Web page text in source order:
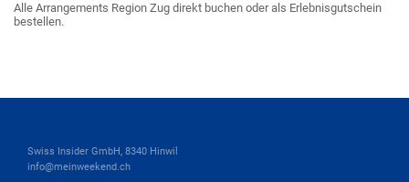
Alle Arrangements Region Zug direkt buchen oder als Erlebnisgutschein
bestellen.
Swiss Insider GmbH, 8340 Hinwil
info@meinweekend.ch